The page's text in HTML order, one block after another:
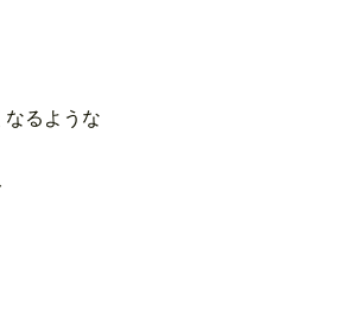
るような